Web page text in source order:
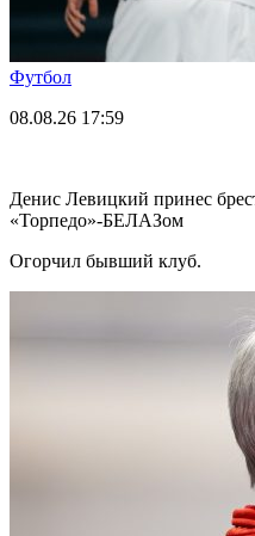
Футбол
08.08.26 17:59
Денис Левицкий принес
«Торпедо»-БЕЛАЗом
Огорчил бывший клуб.